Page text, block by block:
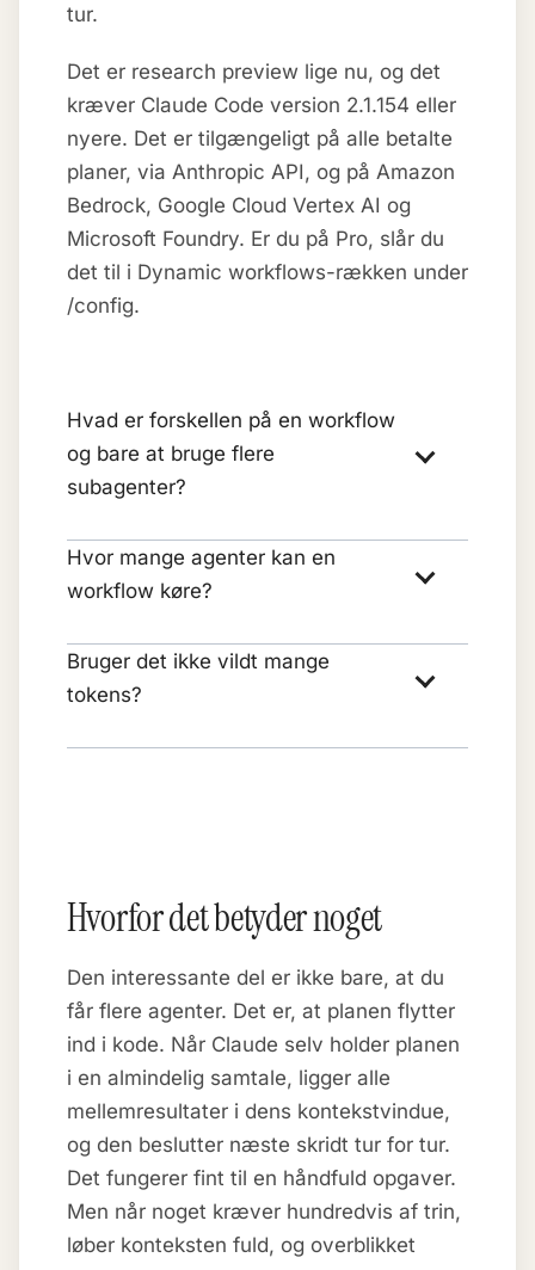
tur.
Det er research preview lige nu, og det
kræver Claude Code version 2.1.154 eller
nyere. Det er tilgængeligt på alle betalte
planer, via Anthropic API, og på Amazon
Bedrock, Google Cloud Vertex AI og
Microsoft Foundry. Er du på Pro, slår du
det til i Dynamic workflows-rækken under
/config.
Hvad er forskellen på en workflow
og bare at bruge flere
subagenter?
Hvor mange agenter kan en
workflow køre?
Bruger det ikke vildt mange
tokens?
Hvorfor det betyder noget
Den interessante del er ikke bare, at du
får flere agenter. Det er, at planen flytter
ind i kode. Når Claude selv holder planen
i en almindelig samtale, ligger alle
mellemresultater i dens kontekstvindue,
og den beslutter næste skridt tur for tur.
Det fungerer fint til en håndfuld opgaver.
Men når noget kræver hundredvis af trin,
løber konteksten fuld, og overblikket